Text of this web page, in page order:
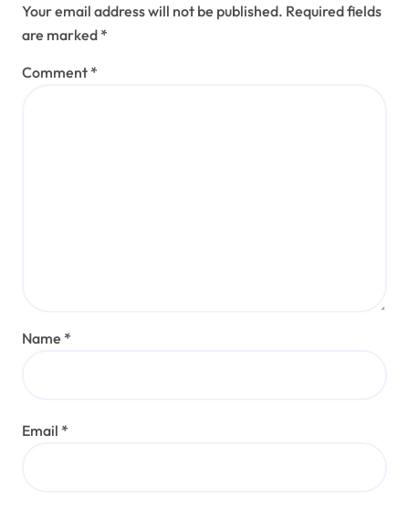
Your email address will not be published. Required fields
are marked *
Comment *
Name *
Email *